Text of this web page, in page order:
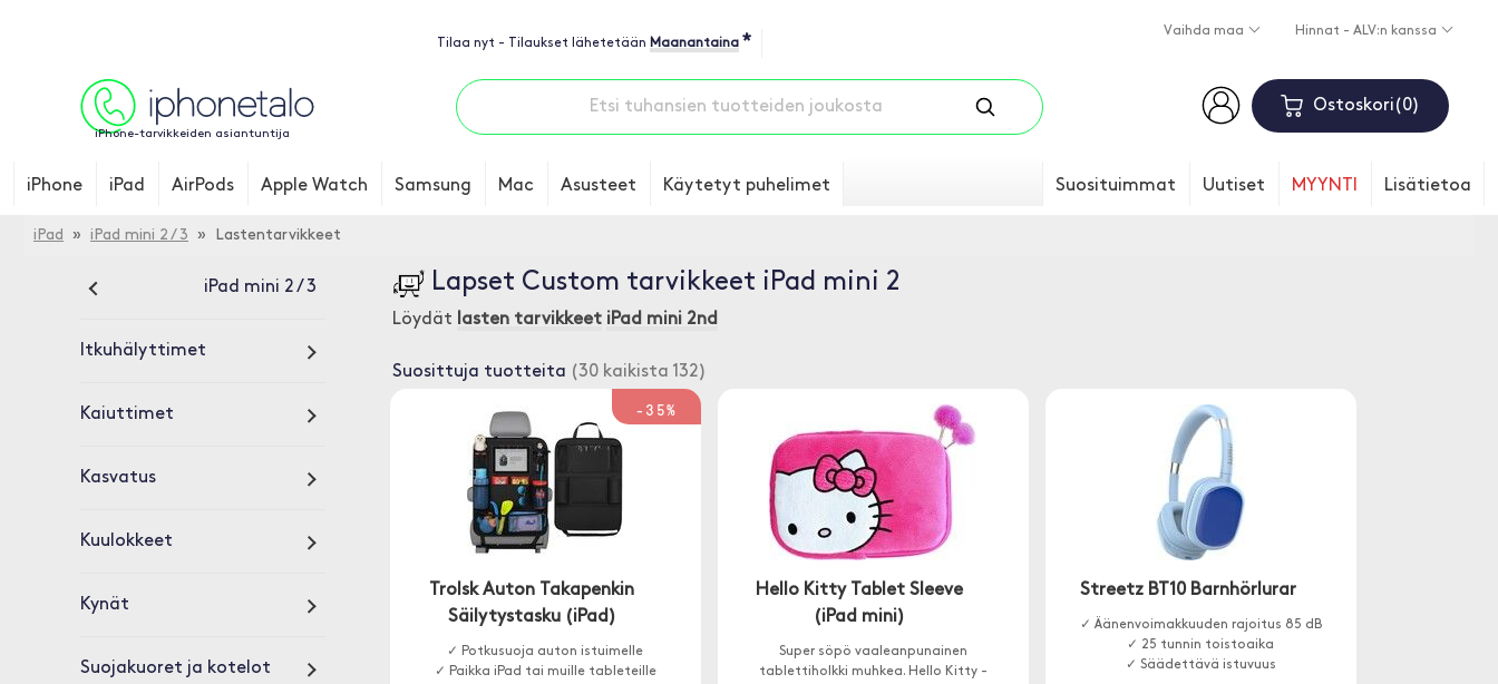
Tilaa nyt - Tilaukset lähetetään Maanantaina *
Vaihda maa Hinnat - ALV:n kanssa
iPhone-tarvikkeiden asiantuntija
Ostoskori 0
iPhone iPad AirPods Apple Watch Samsung Mac Asusteet Käytetyt puhelimet Suosituimmat Uutiset MYYNTI Lisätietoa
iPad » iPad mini 2 / 3 » Lastentarvikkeet
iPad mini 2 / 3
Itkuhälyttimet
Kaiuttimet
Kasvatus
Kuulokkeet
Kynät
Suojakuoret ja kotelot
Lapset Custom tarvikkeet iPad mini 2
Löydät lasten tarvikkeet iPad mini 2nd
Suosittuja tuotteita (30 kaikista 132)
-35%
Trolsk Auton Takapenkin
Säilytystasku (iPad)
✓ Potkusuoja auton istuimelle
✓ Paikka iPad tai muille tableteille
Hello Kitty Tablet Sleeve
(iPad mini)
Super söpö vaaleanpunainen
tablettiholkki muhkea. Hello Kitty -
Streetz BT10 Barnhörlurar
✓ Äänenvoimakkuuden rajoitus 85 dB
✓ 25 tunnin toistoaika
✓ Säädettävä istuvuus